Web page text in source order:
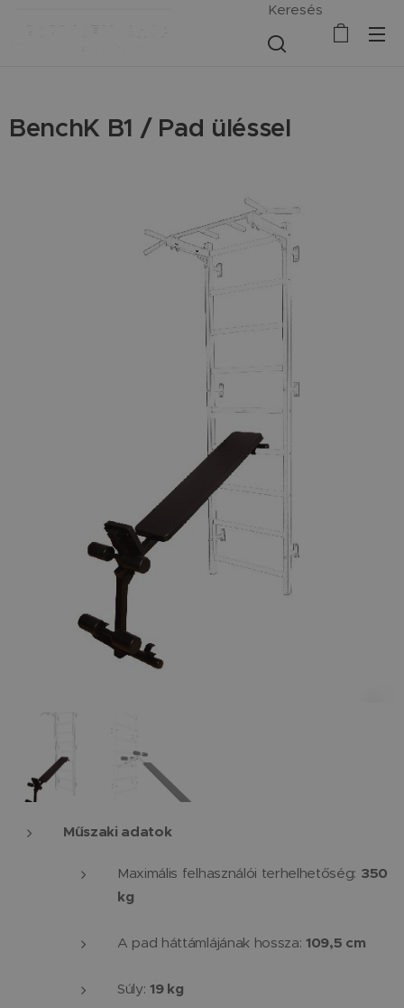
Keresés
BenchK B1 / Pad üléssel
Műszaki adatok
Maximális felhasználói terhelhetőség: 350
kg
A pad háttámlájának hossza:109,5 cm
Súly:19 kg